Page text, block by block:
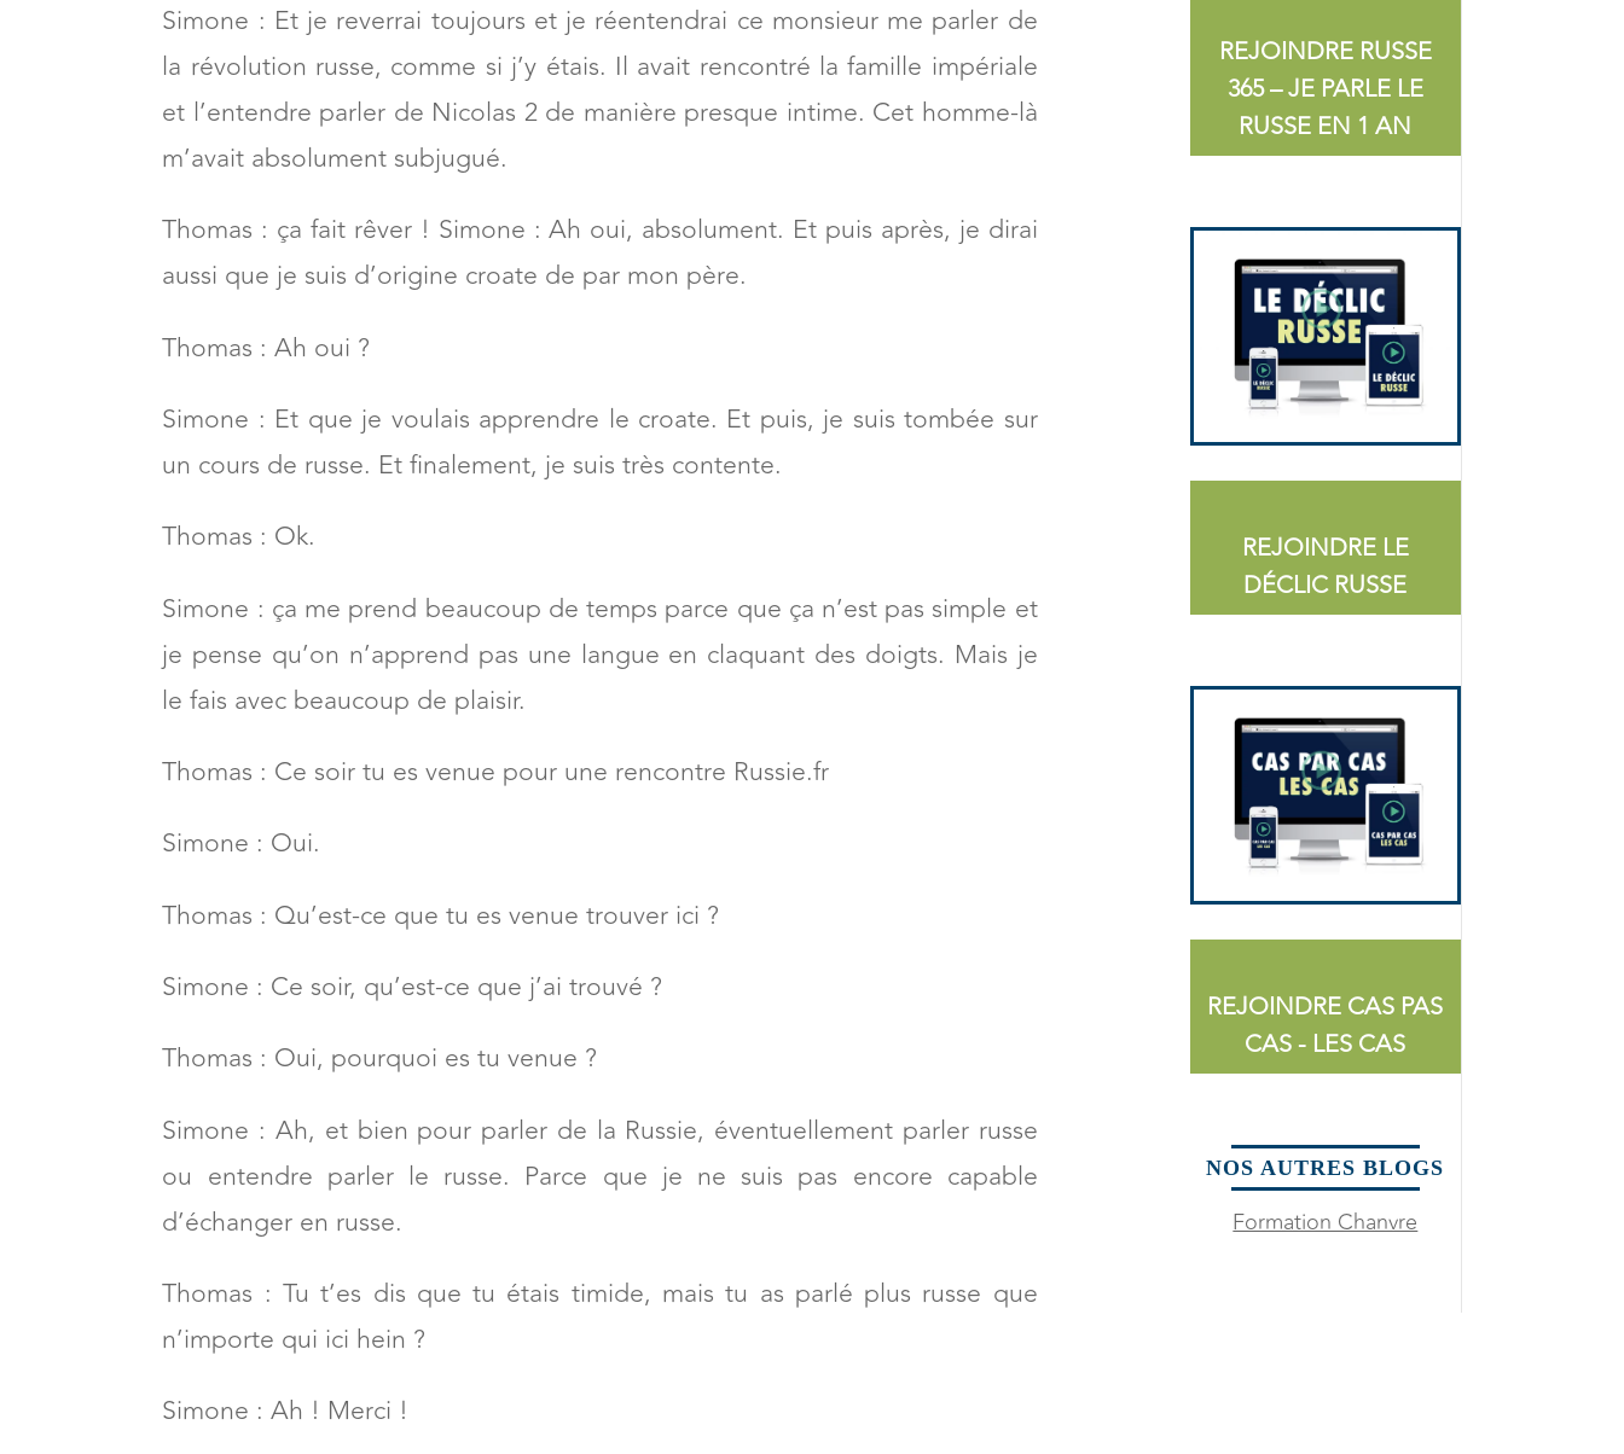
Simone : Et je reverrai toujours et je réentendrai ce monsieur me parler de
la révolution russe, comme si j’y étais. Il avait rencontré la famille impériale
et l’entendre parler de Nicolas 2 de manière presque intime. Cet homme-là
m’avait absolument subjugué.
Thomas : ça fait rêver ! Simone : Ah oui, absolument. Et puis après, je dirai
aussi que je suis d’origine croate de par mon père.
Thomas : Ah oui ?
Simone : Et que je voulais apprendre le croate. Et puis, je suis tombée sur
un cours de russe. Et finalement, je suis très contente.
Thomas : Ok.
Simone : ça me prend beaucoup de temps parce que ça n’est pas simple et
je pense qu’on n’apprend pas une langue en claquant des doigts. Mais je
le fais avec beaucoup de plaisir.
Thomas : Ce soir tu es venue pour une rencontre Russie.fr
Simone : Oui.
Thomas : Qu’est-ce que tu es venue trouver ici ?
Simone : Ce soir, qu’est-ce que j’ai trouvé ?
Thomas : Oui, pourquoi es tu venue ?
Simone : Ah, et bien pour parler de la Russie, éventuellement parler russe
ou entendre parler le russe. Parce que je ne suis pas encore capable
d’échanger en russe.
Thomas : Tu t’es dis que tu étais timide, mais tu as parlé plus russe que
n’importe qui ici hein ?
Simone : Ah ! Merci !
REJOINDRE RUSSE
365 – JE PARLE LE
RUSSE EN 1 AN
REJOINDRE LE
DÉCLIC RUSSE
REJOINDRE CAS PAS
CAS - LES CAS
NOS AUTRES BLOGS
Formation Chanvre